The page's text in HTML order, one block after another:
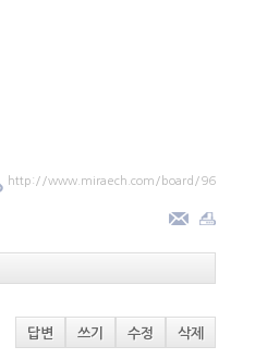
http://www.miraech.com/board/96
답변 쓰기 수정 삭제